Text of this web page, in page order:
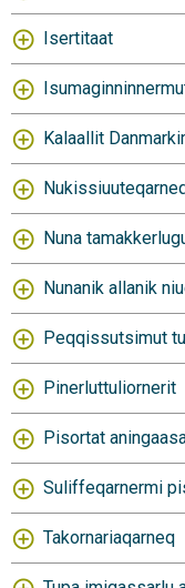
Isertitaat
Kalaallit
Nuna
Nunanik allanik
Peqqissutsimut
Pinerluttuliornerit
Pisortat
Suliffeqarnermi
Takornariaqarneq